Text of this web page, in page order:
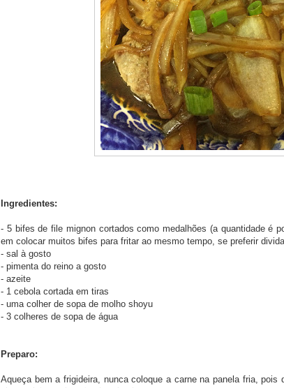
Ingredientes:
- 5 bifes de file mignon cortados como medalhões (a quantidade é
em colocar muitos bifes para fritar ao mesmo tempo, se preferir
- sal à gosto
- pimenta do reino a gosto
- azeite
- 1 cebola cortada em tiras
- uma colher de sopa de molho shoyu
- 3 colheres de sopa de água
Preparo:
Aqueça bem a frigideira, nunca coloque a carne na panela fria, pois